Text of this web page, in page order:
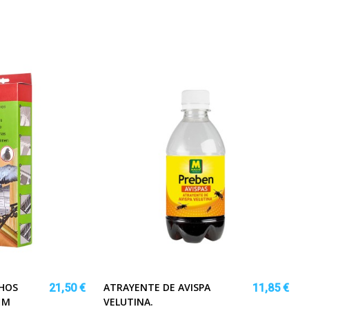
21,50 €
ATRAYENTE DE AVISPA
VELUTINA.
11,85 €